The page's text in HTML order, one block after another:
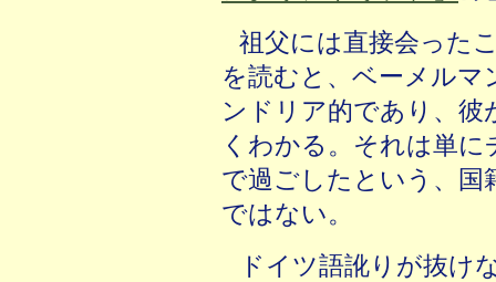
祖父には直接会った
を読むと、ベーメル
ンドリア的であり、
くわかる。それは単
で過ごしたという、国
ではない。
ドイツ語訛りが抜け